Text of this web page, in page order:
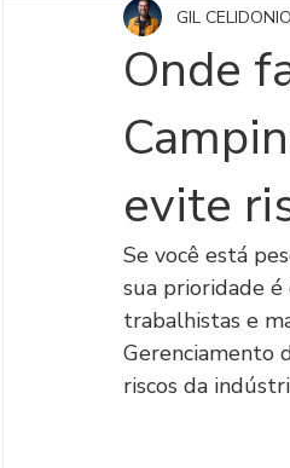
Onde
evite
GIL CELIDONIO
Se você está
sua prioridade é
trabalhistas e
Gerenciamento
riscos da